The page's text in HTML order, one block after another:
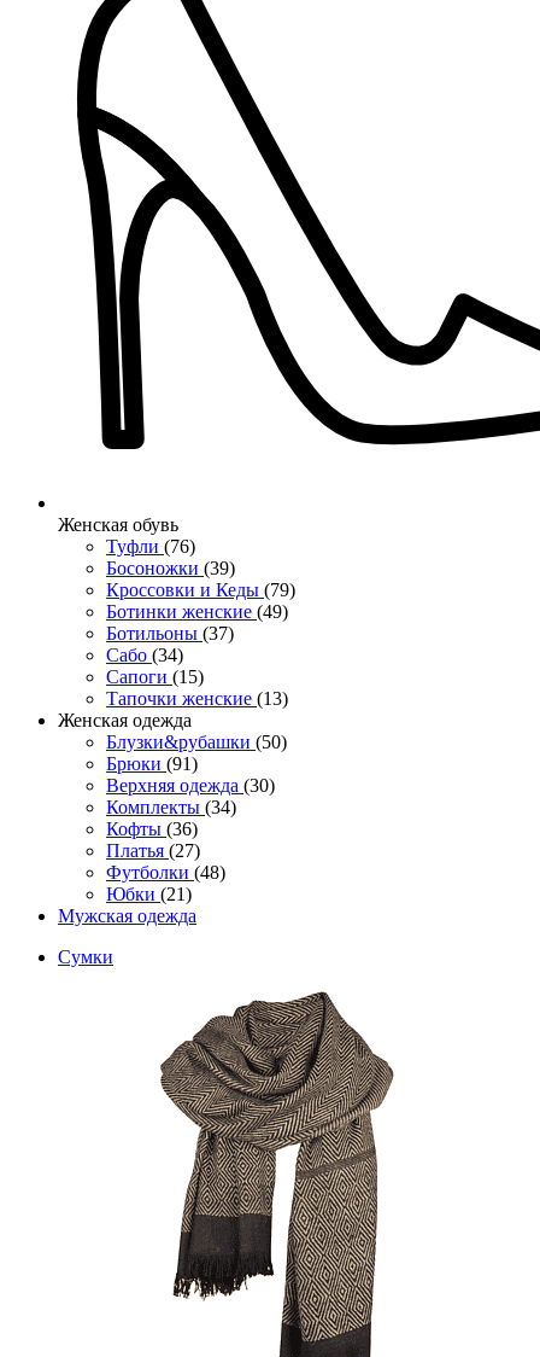
Женcкая обувь
Туфли (76)
Босоножки (39)
Кроссовки и Кеды (79)
Ботинки женские (49)
Ботильоны (37)
Сабо (34)
Сапоги (15)
Тапочки женские (13)
Женская одежда
Блузки&рубашки (50)
Брюки (91)
Верхняя одежда (30)
Комплекты (34)
Кофты (36)
Платья (27)
Футболки (48)
Юбки (21)
Мужская одежда
Сумки